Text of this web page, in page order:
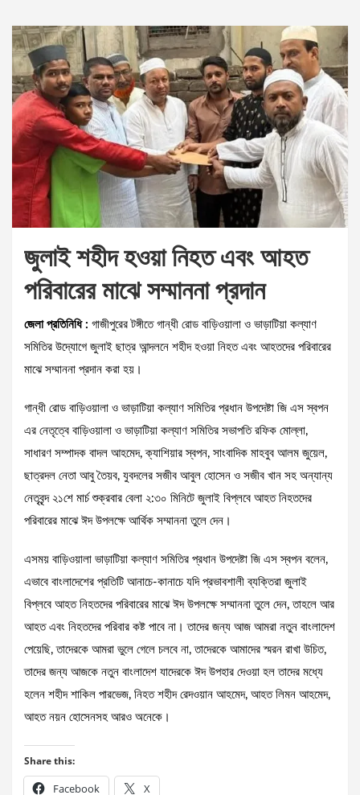
জুলাই শহীদ হওয়া নিহত এবং আহত
পরিবারের মাঝে সম্মাননা প্রদান
জেলা প্রতিনিধি : গাজীপুরের টঙ্গীতে গান্ধী রোড বাড়িওয়ালা ও ভাড়াটিয়া কল্যাণ
সমিতির উদ্যোগে জুলাই ছাত্র আন্দলনে শহীদ হওয়া নিহত এবং আহতদের পরিবারের
মাঝে সম্মাননা প্রদান করা হয়।
গান্ধী রোড বাড়িওয়ালা ও ভাড়াটিয়া কল্যাণ সমিতির প্রধান উপদেষ্টা জি এস স্বপন
এর নেতৃত্বে বাড়িওয়ালা ও ভাড়াটিয়া কল্যাণ সমিতির সভাপতি রফিক মোল্লা,
সাধারণ সম্পাদক বাদল আহমেদ, ক্যাশিয়ার স্বপন, সাংবাদিক মাহবুব আলম জুয়েল,
ছাত্রদল নেতা আবু তৈয়ব, যুবদলের সজীব আবুল হোসেন ও সজীব খান সহ অন্যান্য
নেতৃবৃন্দ ২১শে মার্চ শুক্রবার বেলা ২:৩০ মিনিটে জুলাই বিপ্লবে আহত নিহতদের
পরিবারের মাঝে ঈদ উপলক্ষে আর্থিক সম্মাননা তুলে দেন।
এসময় বাড়িওয়ালা ভাড়াটিয়া কল্যাণ সমিতির প্রধান উপদেষ্টা জি এস স্বপন বলেন,
এভাবে বাংলাদেশের প্রতিটি আনাচে-কানাচে যদি প্রভাবশালী ব্যক্তিরা জুলাই
বিপ্লবে আহত নিহতদের পরিবারের মাঝে ঈদ উপলক্ষে সম্মাননা তুলে দেন, তাহলে আর
আহত এবং নিহতদের পরিবার কষ্ট পাবে না। তাদের জন্য আজ আমরা নতুন বাংলাদেশ
পেয়েছি, তাদেরকে আমরা ভুলে গেলে চলবে না, তাদেরকে আমাদের স্মরন রাখা উচিত,
তাদের জন্য আজকে নতুন বাংলাদেশ যাদেরকে ঈদ উপহার দেওয়া হল তাদের মধ্যে
হলেন শহীদ শাকিল পারভেজ, নিহত শহীদ রেদওয়ান আহমেদ, আহত লিমন আহমেদ,
আহত নয়ন হোসেনসহ আরও অনেকে।
Share this:
Facebook X